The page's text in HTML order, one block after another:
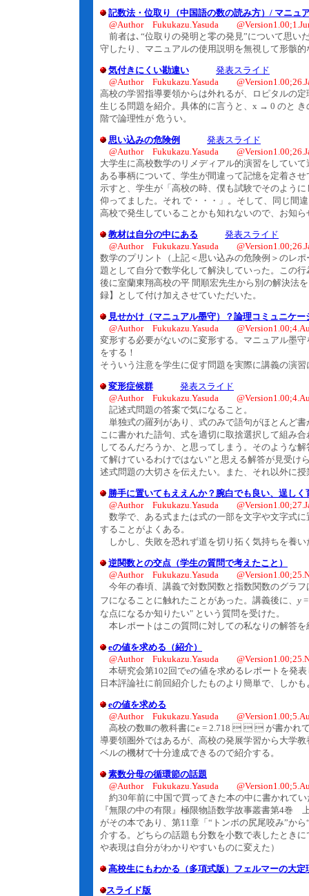
記数法・位取り（中国語の数の読み方）/ マニュ
@Author Fukukazu.Yasuda
前者は､“位取りの発明と零の発見”について思い
守したり、マニュアルの使用説明を無視して形骸
気付きにくい勘違い
発表スライド
@Author Fukukazu.Yasuda
高校の学習指導要領からは外れるが、ロピタルの
生じる問題を紹介。具体的に言うと、x → 0 のと
階で論理性が 危うい。
思い込みの危険例
発表スライド
@Author Fukukazu.Yasuda
大学生に高校数学のリメディアル的演習をしてい
ある事柄について、学生が間違って記憶を定着さ
示すと、学生が「高校の時、僕も試験でそのよう
仰ってました。それ で・・・」。そして、同じ間
高校で発生していることかも知れないので、お知
教材は自分の中にある
発表スライド
@Author Fukukazu.Yasuda
数学のプリント（上記＜思い込みの危険例＞のレ
題として自分で数学化して解決していった。この
後に室蘭東翔高校の平 間順宏先生から別の解決法
録】として付け加えさせていただいた。
見せかけ（マニュアル墨守）？論理コミュニケ
@Author Fukukazu.Yasuda
変形する必要がないのに変形する。マニュアル墨
をする！
そういう注意を学生に促す問題を実際に講義の演
変形症候群
発表スライド
@Author Fukukazu.Yasuda
記述式問題の答案で気になること。
単独式の羅列があり、式のみで語句がほとんど
こに書かれた語句、式を適切に取捨選択して組み
してるんだろうか、と思ってしまう。そのような
て解けているわけではない”と思える解答が見受け
述式問題の大切さを伝えたい。また、それ以外に
勝手に置いてもええんか？腕白でも良い、逞しく
@Author Fukukazu.Yasuda
数学で、ある式または式の一部を文字や文字式
することがよくある。
しかし、失敗を恐れず道を切り拓く気持ちを養
逆関数との交点（学生の質問で考えたこと）
@Author Fukukazu.Yasuda
今年の春頃、講義で対数関数と指数関数のグラ
フになることに触れたことがあった。講義後に、 y
な点になるか知りたい" という質問を受けた。
本レポートはこの質問に対しての私なりの解答を
eの値を求める（紹介）
@Author Fukukazu.Yasuda
本研究会第102回でeの値を求めるレポートを発
日本評論社に前回紹介したものより簡単で、しか
eの値を求める
@Author Fukukazu.Yasuda
高校の数Ⅲの教科書にe = 2.718    が書かれ
導要領圏外ではあるが、高校の発展学習から大学
ベルの機材で十分達成できるので紹介する。
素数分母の循環節の話題
@Author Fukukazu.Yasuda
約30年前に中国で買ってきた本の中に書かれて
『無限の中の有限』極限物語数学故事叢書第4巻
がその本であり、第11章「“トンボの尻尾咬み”か
介する。どちらの話題も分数を小数で表したとき
や表現は自分がわかりやすいものに変えた）
高校生にもわかる（多項式版）フェルマーの大
スライド版